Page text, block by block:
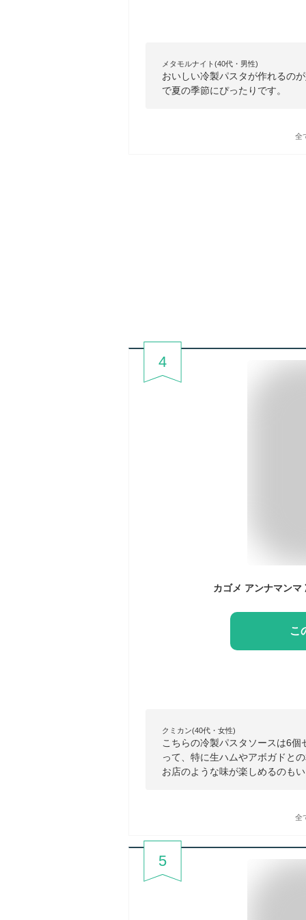
メタモルナイト(40代・男性)
おいしい冷製パスタが作れるの
で夏の季節にぴったりです。
全
4
カゴメ アンナマン
こ
クミカン(40代・女性)
こちらの冷製パスタソースは6
って、特に生ハムやアボガドと
お店のような味が楽しめるのも
全
5